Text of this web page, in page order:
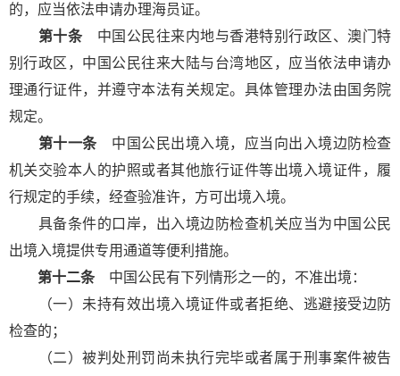
的，应当依法申请办理海员证。
第十条 中国公民往来内地与香港特别行政区、澳门特
别行政区，中国公民往来大陆与台湾地区，应当依法申请办
理通行证件，并遵守本法有关规定。具体管理办法由国务院
规定。
第十一条中国公民出境入境，应当向出入境边防检查
机关交验本人的护照或者其他旅行证件等出境入境证件，履
行规定的手续，经查验准许，方可出境入境。
具备条件的口岸，出入境边防检查机关应当为中国公民
出境入境提供专用通道等便利措施。
第十二条中国公民有下列情形之一的，不准出境：
（一）未持有效出境入境证件或者拒绝、逃避接受边防
检查的；
（二）被判处刑罚尚未执行完毕或者属于刑事案件被告